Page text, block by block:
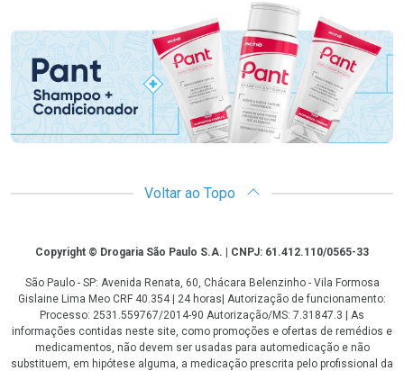
Promoção em Destaque
Voltar ao Topo
CopyrightCopyright © Drogaria São Paulo S.A. | CNPJ: 61.412.110/0565-33
São Paulo - SP: Avenida Renata, 60, Chácara Belenzinho - Vila Formosa
Gislaine Lima Meo CRF 40.354 | 24 horas| Autorização de funcionamento:
Processo: 2531.559767/2014-90 Autorização/MS: 7.31847.3 | As
informações contidas neste site, como promoções e ofertas de remédios e
medicamentos, não devem ser usadas para automedicação e não
substituem, em hipótese alguma, a medicação prescrita pelo profissional da